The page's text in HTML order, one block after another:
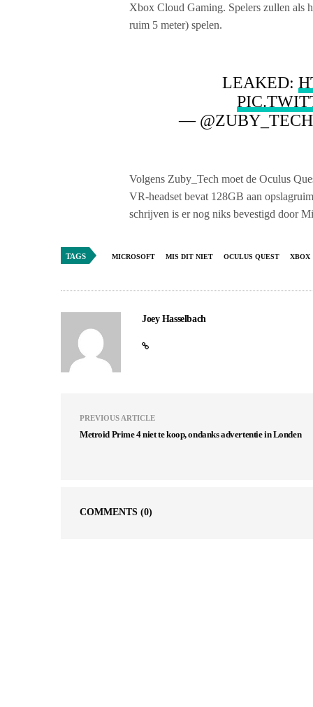
Xbox Cloud Gaming. Spelers zullen als
ruim 5 meter) spelen.
LEAKED:
—
Volgens Zuby_Tech moet de Oculus
VR-headset bevat 128GB aan
schrijven is er nog niks bevestigd door
TAGS MICROSOFT MIS DIT NIET OCULUS QUEST XBOX
Joey Hasselbach
PREVIOUS ARTICLE
Metroid Prime 4 niet te koop, ondanks advertentie in Londen
COMMENTS (0)